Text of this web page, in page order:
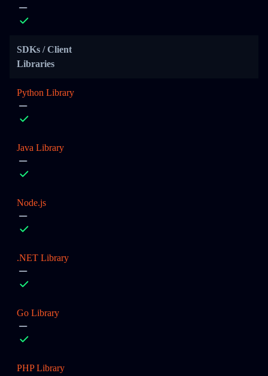
SDKs / Client
Libraries
Python Library
Java Library
Node.js
.NET Library
Go Library
PHP Library